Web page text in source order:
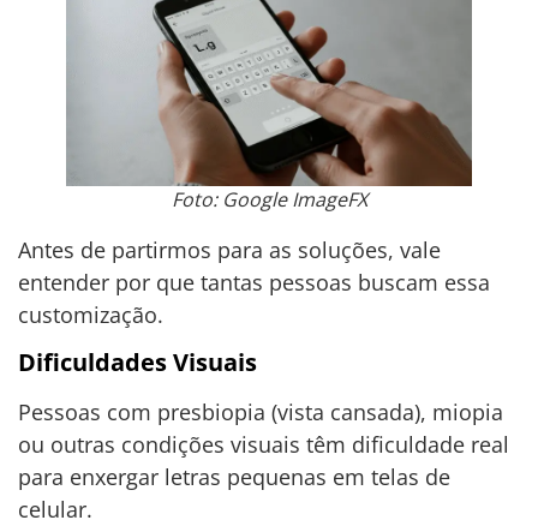
Foto: Google ImageFX
Antes de partirmos para as soluções, vale
entender por que tantas pessoas buscam essa
customização.
Dificuldades Visuais
Pessoas com presbiopia (vista cansada), miopia
ou outras condições visuais têm dificuldade real
para enxergar letras pequenas em telas de
celular.